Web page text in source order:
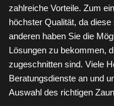
zahlreiche Vorteile. Zum
höchster Qualität, da
anderen haben Sie die
Lösungen zu bekommen,
zugeschnitten sind. Viele
Beratungsdienste an und
Auswahl des richtigen